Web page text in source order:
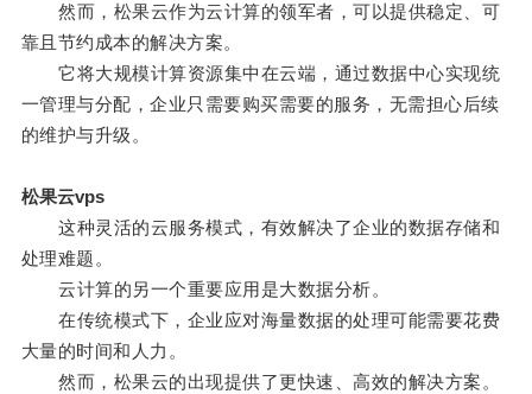
然而，松果云作为云计算的领军者，可以提供稳定、可
靠且节约成本的解决方案。
它将大规模计算资源集中在云端，通过数据中心实现统
一管理与分配，企业只需要购买需要的服务，无需担心后续
的维护与升级。
松果云vps
这种灵活的云服务模式，有效解决了企业的数据存储和
处理难题。
云计算的另一个重要应用是大数据分析。
在传统模式下，企业应对海量数据的处理可能需要花费
大量的时间和人力。
然而，松果云的出现提供了更快速、高效的解决方案。